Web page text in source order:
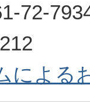
72-
による